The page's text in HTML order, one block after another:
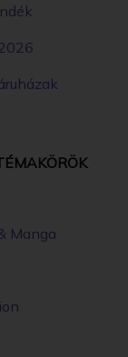
Manga